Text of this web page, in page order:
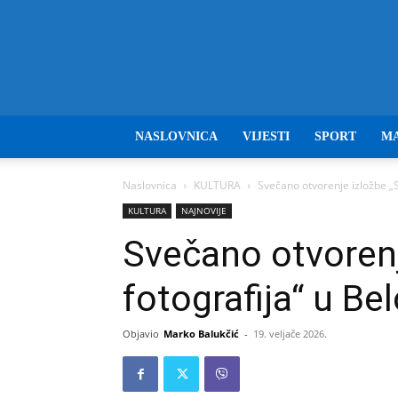
NASLOVNICA VIJESTI SPORT
Naslovnica KULTURA Svečano otvorenje izložbe
KULTURA NAJNOVIJE
Svečano
fotografija“ u
Objavio Marko Balukčić - 19. veljače 2026.